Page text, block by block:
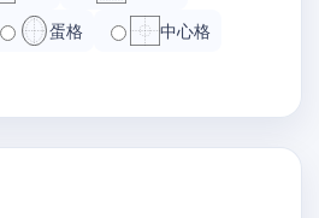
蛋格 中心格